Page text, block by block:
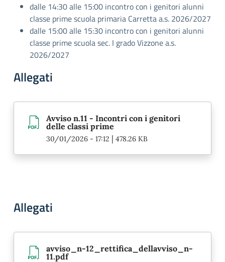
dalle 14:30 alle 15:00 incontro con i genitori alunni
classe prime scuola primaria Carretta a.s. 2026/2027
dalle 15:00 alle 15:30 incontro con i genitori alunni
classe prime scuola sec. I grado Vizzone a.s.
2026/2027
Allegati
Avviso n.11 - Incontri con i genitori
delle classi prime
30/01/2026 - 17:12 | 478.26 KB
Allegati
avviso_n-12_rettifica_dellavviso_n-
11.pdf